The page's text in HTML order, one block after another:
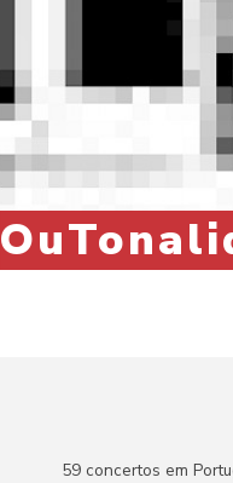
59 concertos em